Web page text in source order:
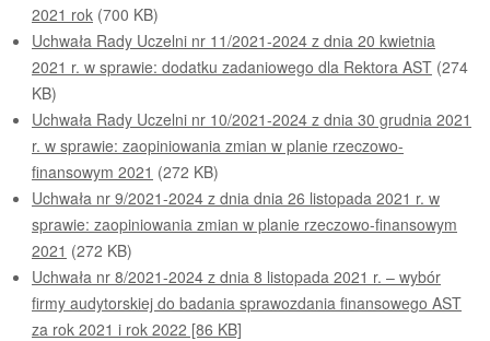
2021 rok (700 KB)
Uchwała Rady Uczelni nr 11/2021-2024 z dnia 20 kwietnia
2021 r. w sprawie: dodatku zadaniowego dla Rektora AST (274
KB)
Uchwała Rady Uczelni nr 10/2021-2024 z dnia 30 grudnia 2021
r. w sprawie: zaopiniowania zmian w planie rzeczowo-
finansowym 2021 (272 KB)
Uchwała nr 9/2021-2024 z dnia dnia 26 listopada 2021 r. w
sprawie: zaopiniowania zmian w planie rzeczowo-finansowym
2021 (272 KB)
Uchwała nr 8/2021-2024 z dnia 8 listopada 2021 r. – wybór
firmy audytorskiej do badania sprawozdania finansowego AST
za rok 2021 i rok 2022 [86 KB]